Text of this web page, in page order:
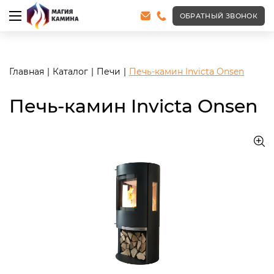
<meta name="robots" content="noindex, follow"/>
ОБРАТНЫЙ ЗВОНОК
Главная Каталог Печи Печь-камин Invicta Onsen
Печь-камин Invicta Onsen